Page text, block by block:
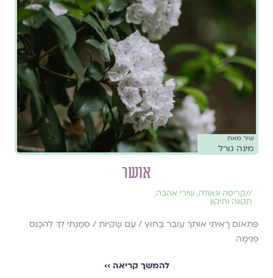
שיר מאת
מינה גורל
אושר
//קריסה וגאולה, שירי אהבה,
תקווה ותיקון
פִּתְאוֹם רָאִיתִי אוֹתְךָ עוֹבֵר בַּחוּץ / עִם שַׂקִּיּוֹת / סִמַּנְתִּי לְךָ לְהִכָּנֵס
פְּנִימָה
להמשך קריאה ››